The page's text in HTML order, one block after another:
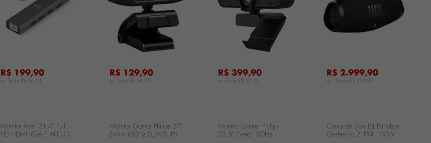
R$ 199,90
ou 3x de R$ 66,63
R$ 129,90
ou 2x de R$ 64,95
R$ 399,90
ou 7x de R$ 57,12
R$ 2.999,90
ou 10x de R$ 299,99
Monitor Acer 21,4" Full
HD HDMI VGA E AUDIO
Monitor Gamer Philips 27"
Evnia 180Hz 0,5MS IPS
Monitor Gamer Philips
23,8" Evnia 180Hz
Caixa de Som JBL Partybox
On-the-Go 2 IPX4 100W